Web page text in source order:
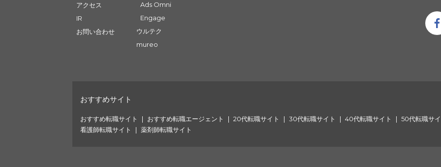
アクセス
IR
お問い合わせ
Ads Omni
Engage
ウルテク
mureo
おすすめサイト
おすすめ転職サイト おすすめ転職エージェント 20代転職サイト 30代転職サイト 40代転職サイト
50代転職サ
看護師転職サイト
薬剤師転職サイト